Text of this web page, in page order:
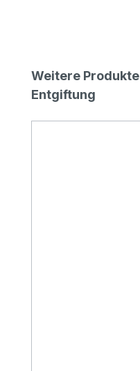
Produktgalerie
Weitere
Entgiftung